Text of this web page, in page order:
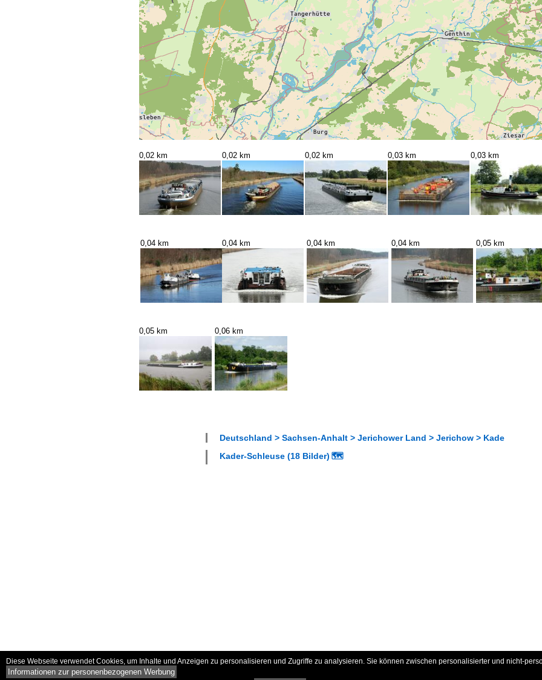
0,02 km 0,02 km 0,02 km 0,03 km 0,03 km
0,04 km 0,04 km 0,04 km 0,04 km 0,05 km
0,05 km 0,06 km
Deutschland > Sachsen-Anhalt > Jerichower Land > Jerichow > Kade
Kader-Schleuse (18 Bilder) 🗺
Diese Webseite verwendet Cookies, um Inhalte und Anzeigen zu personalisieren und Zugriffe zu analysieren. Sie können zwischen personalisierter und nicht-
Informationen zur personenbezogenen Werbung